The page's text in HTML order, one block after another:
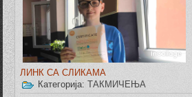
ЛИНК СА СЛИКАМА
Категорија:ТАКМИЧЕЊА